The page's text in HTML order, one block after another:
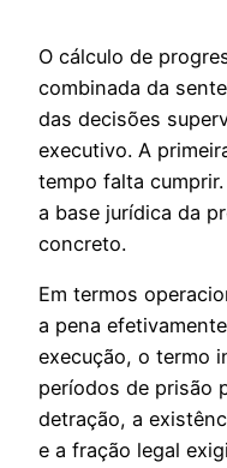
O cálculo de
combinada da
das decisões
executivo. A
tempo falta
a base jurídica da
concreto.
Em termos
a pena
execução, o termo
períodos de prisão
detração, a
e a fração legal